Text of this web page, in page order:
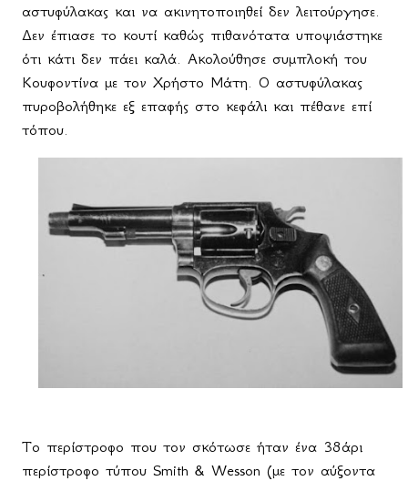
αστυφύλακας και να ακινητοποιηθεί δεν λειτούργησε.
Δεν έπιασε το κουτί καθώς πιθανότατα υποψιάστηκε
ότι κάτι δεν πάει καλά. Ακολούθησε συμπλοκή του
Κουφοντίνα με τον Χρήστο Μάτη. Ο αστυφύλακας
πυροβολήθηκε εξ επαφής στο κεφάλι και πέθανε επί
τόπου.
Το περίστροφο που τον σκότωσε ήταν ένα 38άρι
περίστροφο τύπου Smith & Wesson (με τον αύξοντα